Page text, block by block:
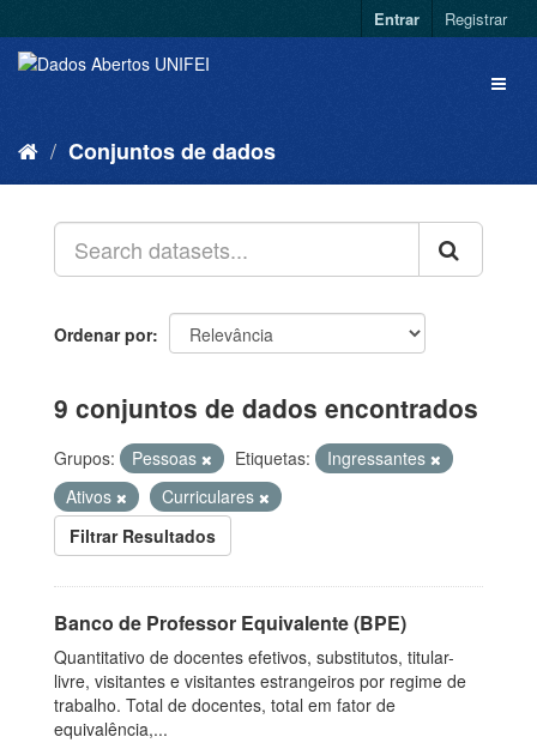
Entrar Registrar
Conjuntos de dados
Ordenar por
9 conjuntos de dados encontrados
Grupos: Pessoas Etiquetas:
Ingressantes
Ativos
Curriculares
Filtrar Resultados
Banco de Professor Equivalente (BPE)
Quantitativo de docentes efetivos, substitutos, titular-
livre, visitantes e visitantes estrangeiros por regime de
trabalho. Total de docentes, total em fator de
equivalência,...